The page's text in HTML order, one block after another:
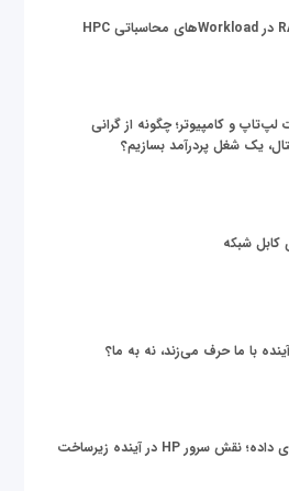
و کامپیوتر؛ چگونه از گرانی
یک شغل پردرآمد بسازیم؟
کابل شبکه
با ما حرف می‌زند، نه به ما؟
زیر پوست دنیای داده؛ نقش سرور HP در آینده زیرساخت